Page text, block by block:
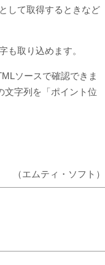
して取得するときなど
取り込めます。
ソースで確認できま
文字列を「ポイント位
（エムティ・ソフト）